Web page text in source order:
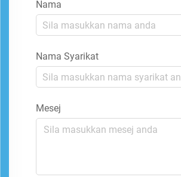
Nama
Nama Syarikat
Mesej